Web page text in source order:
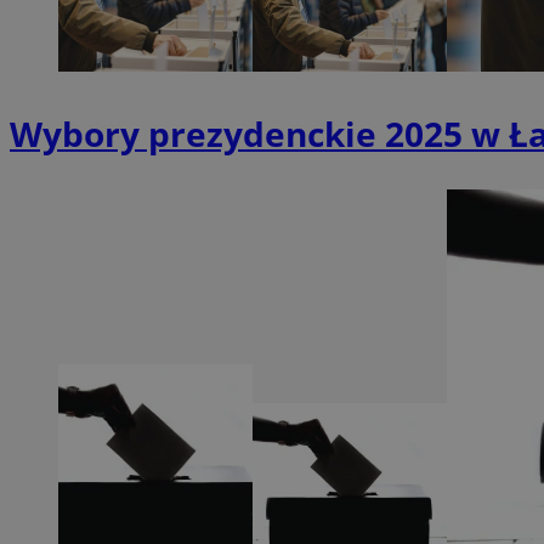
Wybory prezydenckie 2025 w
SessID
QeSessID